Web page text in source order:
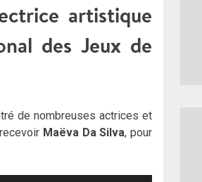
artistique
des Jeux de
de nombreuses actrices et
Maëva Da Silva, pour